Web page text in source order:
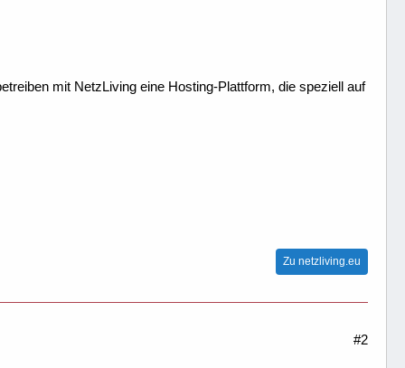
mit NetzLiving eine Hosting-Plattform, die speziell auf
Zu netzliving.eu
#2